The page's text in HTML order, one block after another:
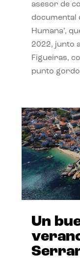
asesor de
documental
Humana’,
2022, junto
Figueiras,
punto
Un